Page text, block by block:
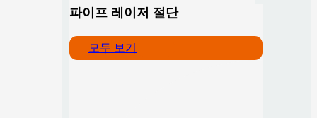
파이프 레이저 절단
모두 보기